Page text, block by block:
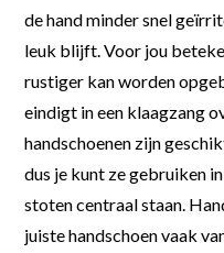
de hand minder snel
leuk blijft. Voor jou
rustiger kan worden
eindigt in een klaagzang
handschoenen zijn
dus je kunt ze gebruiken
stoten centraal staan.
juiste handschoen vaak